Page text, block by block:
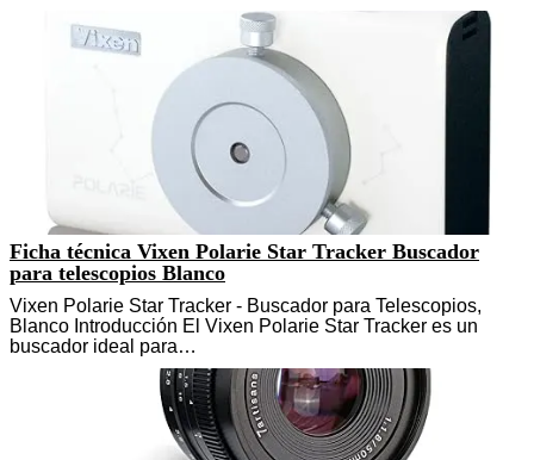
Ficha técnica Vixen Polarie Star Tracker Buscador
para telescopios Blanco
Vixen Polarie Star Tracker - Buscador para Telescopios,
Blanco Introducción El Vixen Polarie Star Tracker es un
buscador ideal para…